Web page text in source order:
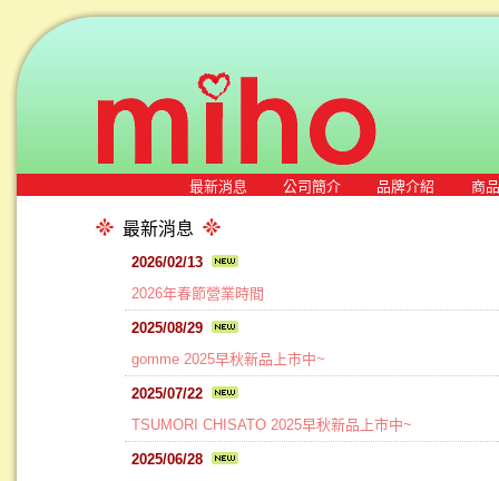
最新消息 公司簡介 品牌介紹 商
最新消息
2026/02/13
2026年春節營業時間
2025/08/29
gomme 2025早秋新品上市中~
2025/07/22
TSUMORI CHISATO 2025早秋新品上市中~
2025/06/28